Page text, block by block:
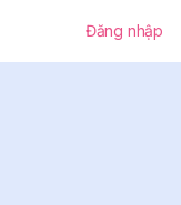
Đăng nhập